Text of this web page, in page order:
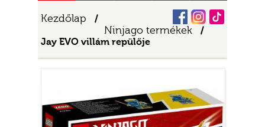
Kezdőlap /
Ninjago termékek
/
Jay EVO villám repülője